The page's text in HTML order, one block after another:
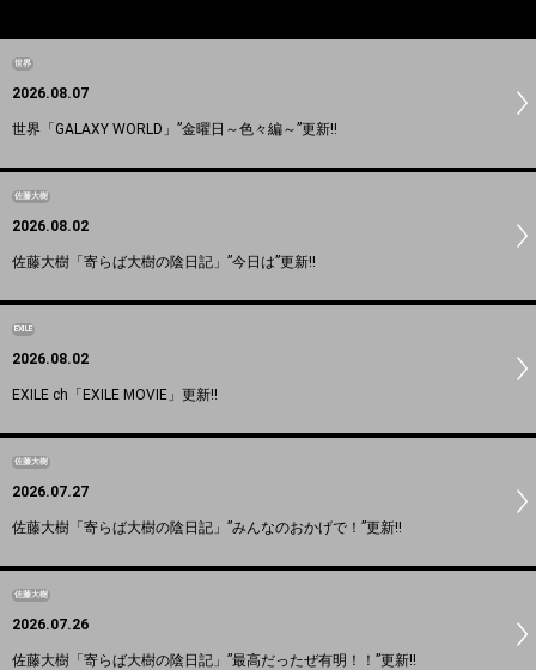
世界
2026.08.07
世界「GALAXY WORLD」”金曜日～色々編～”更新!!
佐藤大樹
2026.08.02
佐藤大樹「寄らば大樹の陰日記」”今日は”更新!!
EXILE
2026.08.02
EXILE ch「EXILE MOVIE」更新!!
佐藤大樹
2026.07.27
佐藤大樹「寄らば大樹の陰日記」”みんなのおかげで！”更新!!
佐藤大樹
2026.07.26
佐藤大樹「寄らば大樹の陰日記」”最高だったぜ有明！！”更新!!